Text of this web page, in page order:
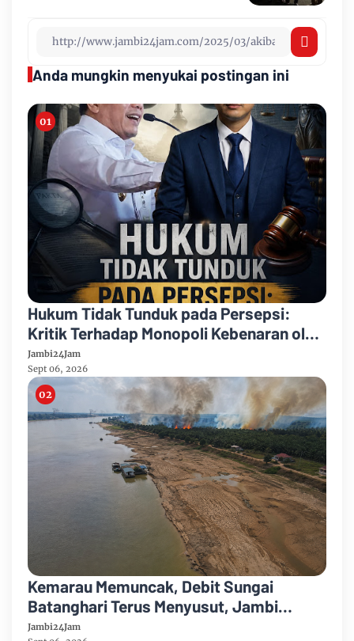
Anda mungkin menyukai postingan ini
Hukum Tidak Tunduk pada Persepsi:
Kritik Terhadap Monopoli Kebenaran oleh
Media dan Aktivis
Jambi24Jam
Sept 06, 2026
Kemarau Memuncak, Debit Sungai
Batanghari Terus Menyusut, Jambi
Hadapi Ancaman Krisis Air Bersih dan
Jambi24Jam